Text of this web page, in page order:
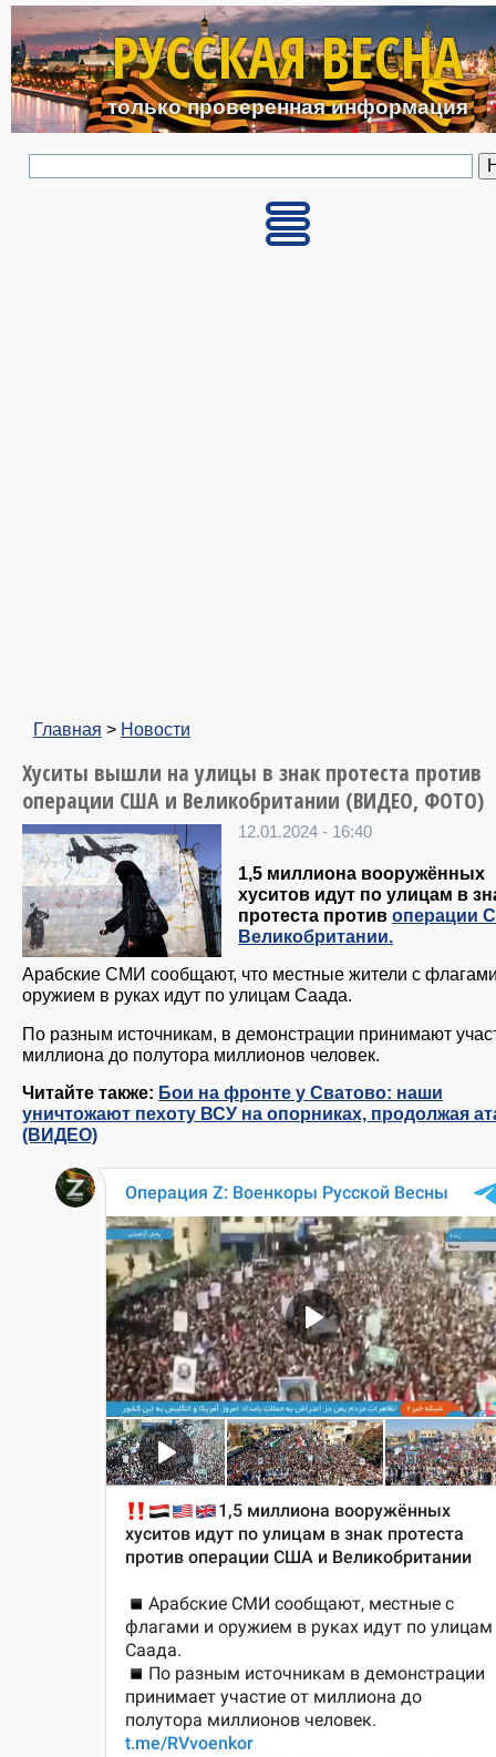
Перейти к основному
РУССКАЯ ВЕСНА
только проверенная информация
Главная > Новости
Хуситы вышли на улицы в знак протеста против
операции США и Великобритании (ВИДЕО, ФОТО)
12.01.2024 - 16:40
1,5 миллиона вооружённых
хуситов идут по улицам в
протеста против операции
Великобритании.
Арабские СМИ сообщают, что местные жители с
оружием в руках идут по улицам Саада.
По разным источникам, в демонстрации принимают
миллиона до полутора миллионов человек.
Читайте также: Бои на фронте у Сватово: наши
уничтожают пехоту ВСУ на опорниках, продолжая
(ВИДЕО)